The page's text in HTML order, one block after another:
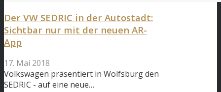
Der VW SEDRIC in der Autostadt:
Sichtbar nur mit der neuen AR-
App
17. Mai 2018
Volkswagen präsentiert in Wolfsburg den
SEDRIC - auf eine neue…